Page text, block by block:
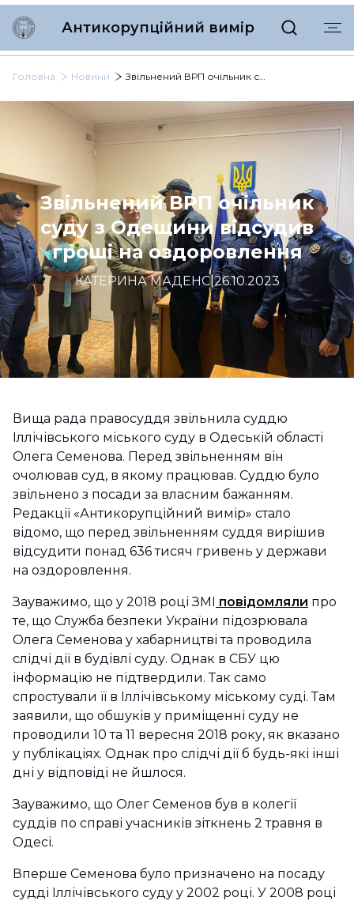
Антикорупційний вимір
Головна Новини Звільнений ВРП очільник суду з Одещини відсудив гроші на оздоровлення
Звільнений ВРП очільник
суду з Одещини відсудив
гроші на оздоровлення
КАТЕРИНА МАДЕНС|26.10.2023
Вища рада правосуддя звільнила суддю
Іллічівського міського суду в Одеській області
Олега Семенова. Перед звільненням він
очолював суд, в якому працював. Суддю було
звільнено з посади за власним бажанням.
Редакції «Антикорупційний вимір» стало
відомо, що перед звільненням суддя вирішив
відсудити понад 636 тисяч гривень у держави
на оздоровлення.
Зауважимо, що у 2018 році ЗМІ повідомляли про
те, що Служба безпеки України підозрювала
Олега Семенова у хабарництві та проводила
слідчі дії в будівлі суду. Однак в СБУ цю
інформацію не підтвердили. Так само
спростували її в Іллічівському міському суді. Там
заявили, що обшуків у приміщенні суду не
проводили 10 та 11 вересня 2018 року, як вказано
у публікаціях. Однак про слідчі дії б будь-які інші
дні у відповіді не йшлося.
Зауважимо, що Олег Семенов був в колегії
суддів по справі учасників зіткнень 2 травня в
Одесі.
Вперше Семенова було призначено на посаду
судді Іллічівського суду у 2002 році. У 2008 році